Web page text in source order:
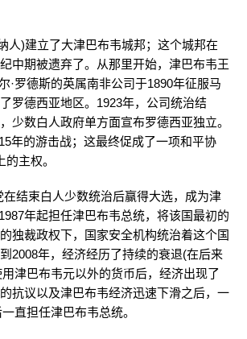
人)建立了大津巴布韦城邦；这个城邦在
中期被遗弃了。从那里开始，津巴布韦王
·罗德斯的英属南非公司于1890年征服马
罗德西亚地区。1923年，公司统治结
少数白人政府单方面宣布罗德西亚独立。
年的游击战；这最终促成了一项和平协
主权。
结束白人少数统治后赢得大选，成为津
年起担任津巴布韦总统，将该国最初的
独裁政权下，国家安全机构统治着这个国
2008年，经济经历了持续的衰退(在后来
津巴布韦元以外的货币后，经济出现了
抗议以及津巴布韦经济迅速下滑之后，一
直担任津巴布韦总统。